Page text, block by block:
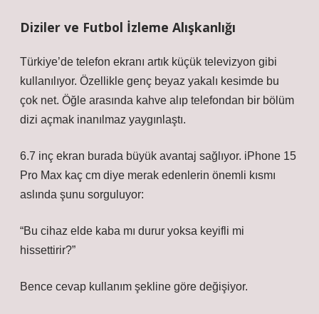
Diziler ve Futbol İzleme Alışkanlığı
Türkiye’de telefon ekranı artık küçük televizyon gibi
kullanılıyor. Özellikle genç beyaz yakalı kesimde bu
çok net. Öğle arasında kahve alıp telefondan bir bölüm
dizi açmak inanılmaz yaygınlaştı.
6.7 inç ekran burada büyük avantaj sağlıyor. iPhone 15
Pro Max kaç cm diye merak edenlerin önemli kısmı
aslında şunu sorguluyor:
“Bu cihaz elde kaba mı durur yoksa keyifli mi
hissettirir?”
Bence cevap kullanım şekline göre değişiyor.